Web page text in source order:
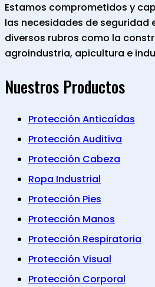
Estamos comprometidos y
las necesidades de seguridad
diversos rubros como la
agroindustria, apicultura e
Nuestros Productos
Protección Anticaídas
Protección Auditiva
Protección Cabeza
Ropa Industrial
Protección Pies
Protección Manos
Protección Respiratoria
Protección Visual
Protección Corporal